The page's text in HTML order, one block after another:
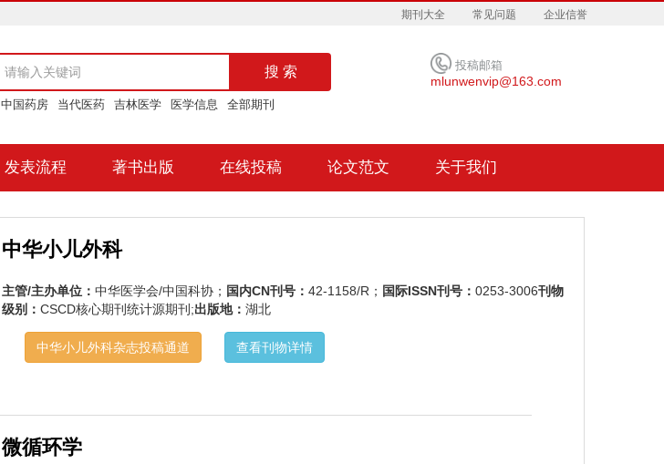
企业信誉
常见问题
期刊大全
搜 索
中国药房 当代医药 吉林医学 医学信息 全部期刊
投稿邮箱
mlunwenvip@163.com
发表流程 著书出版 在线投稿 论文范文 关于我们
中华小儿外科
主管/主办单位：中华医学会/中国科协； 国内CN刊号：42-1158/R； 国际ISSN刊号：0253-3006刊物
级别：CSCD核心期刊统计源期刊;出版地：湖北
中华小儿外科杂志投稿通道 查看刊物详情
微循环学